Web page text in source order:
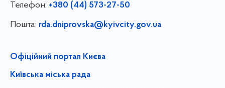
Телефон: +380 (44) 573-27-50
Пошта: rda.dniprovska@kyivcity.gov.ua
Офіційний портал Києва
Київська міська рада